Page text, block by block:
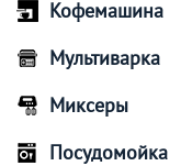
Кофемашина
Мультиварка
Миксеры
Посудомойка